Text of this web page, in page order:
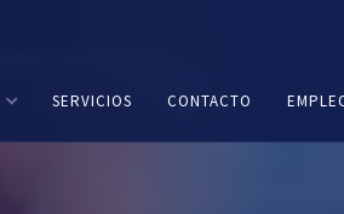
SERVICIOS CONTACTO